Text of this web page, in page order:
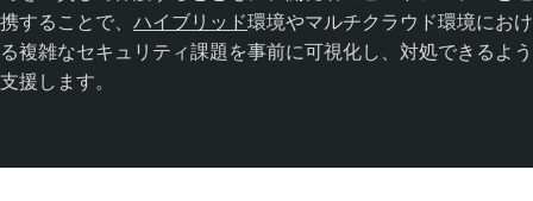
携することで、 ハイブリッド環境やマルチクラウド環境におけ
る複雑なセキュリティ課題を事前に可視化し、対処できるよう
支援します。